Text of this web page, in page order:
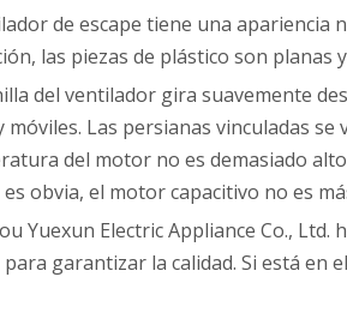
de escape tiene una
las piezas de plástico son planas
del ventilador gira suavemente
móviles. Las persianas vinculadas
del motor no es demasiado
obvia, el motor capacitivo no es
Yuexun Electric Appliance Co.,
garantizar la calidad. Si está en